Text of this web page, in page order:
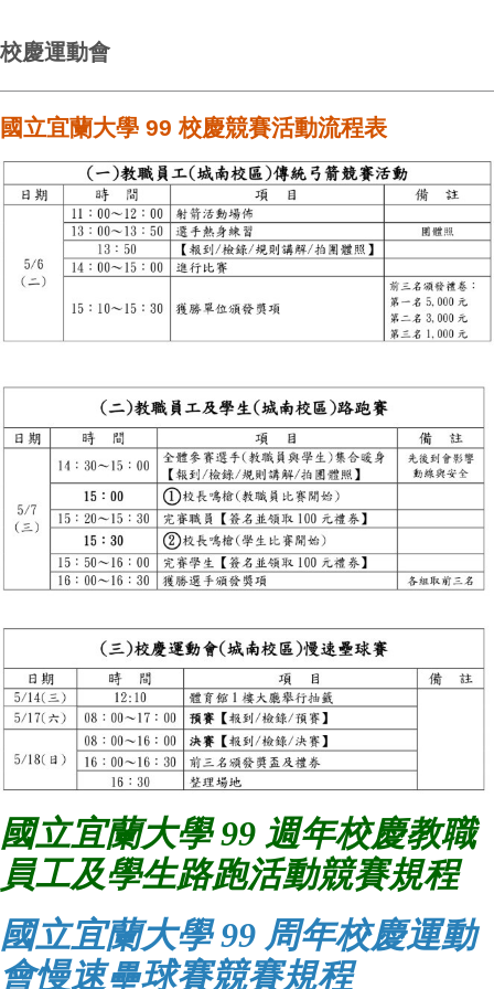
校慶運動會
國立宜蘭大學 99 校慶競賽活動流程表
國立宜蘭大學 99 週年校慶教職
員工及學生路跑活動競賽規程
國立宜蘭大學 99 周年校慶運動
會慢速壘球賽競賽規程